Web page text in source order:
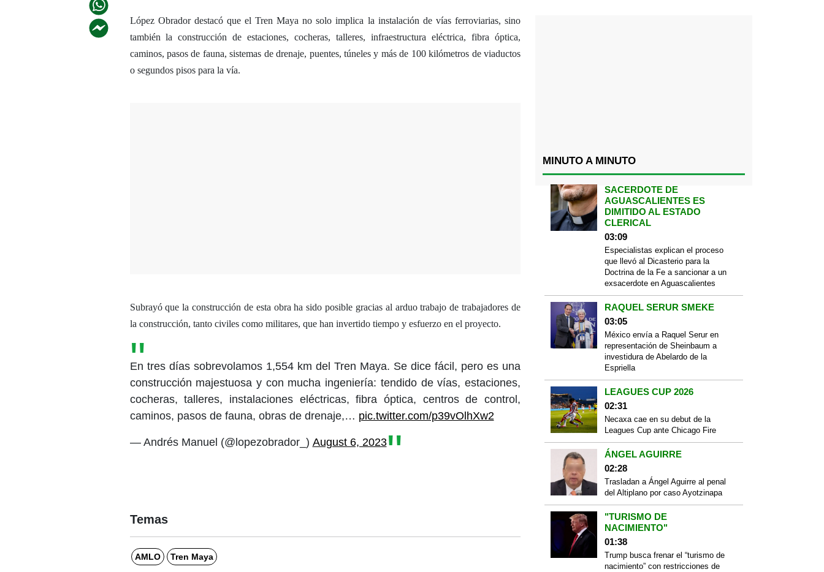
López Obrador destacó que el Tren Maya no solo implica la instalación de vías ferroviarias, sino
también la construcción de estaciones, cocheras, talleres, infraestructura eléctrica, fibra óptica,
caminos, pasos de fauna, sistemas de drenaje, puentes, túneles y más de 100 kilómetros de viaductos
o segundos pisos para la vía.
Subrayó que la construcción de esta obra ha sido posible gracias al arduo trabajo de trabajadores de
la construcción, tanto civiles como militares, que han invertido tiempo y esfuerzo en el proyecto.
En tres días sobrevolamos 1,554 km del Tren Maya. Se dice fácil, pero es una
construcción majestuosa y con mucha ingeniería: tendido de vías, estaciones,
cocheras, talleres, instalaciones eléctricas, fibra óptica, centros de control,
caminos, pasos de fauna, obras de drenaje,… pic.twitter.com/p39vOlhXw2
— Andrés Manuel (@lopezobrador_) August 6, 2023
Temas
AMLO Tren Maya
MINUTO A MINUTO
SACERDOTE DE
AGUASCALIENTES ES
DIMITIDO AL ESTADO
CLERICAL
03:09
Especialistas explican el proceso
que llevó al Dicasterio para la
Doctrina de la Fe a sancionar a un
exsacerdote en Aguascalientes
RAQUEL SERUR SMEKE
03:05
México envía a Raquel Serur en
representación de Sheinbaum a
investidura de Abelardo de la
Espriella
LEAGUES CUP 2026
02:31
Necaxa cae en su debut de la
Leagues Cup ante Chicago Fire
ÁNGEL AGUIRRE
02:28
Trasladan a Ángel Aguirre al penal
del Altiplano por caso Ayotzinapa
"TURISMO DE
NACIMIENTO"
01:38
Trump busca frenar el “turismo de
nacimiento” con restricciones de